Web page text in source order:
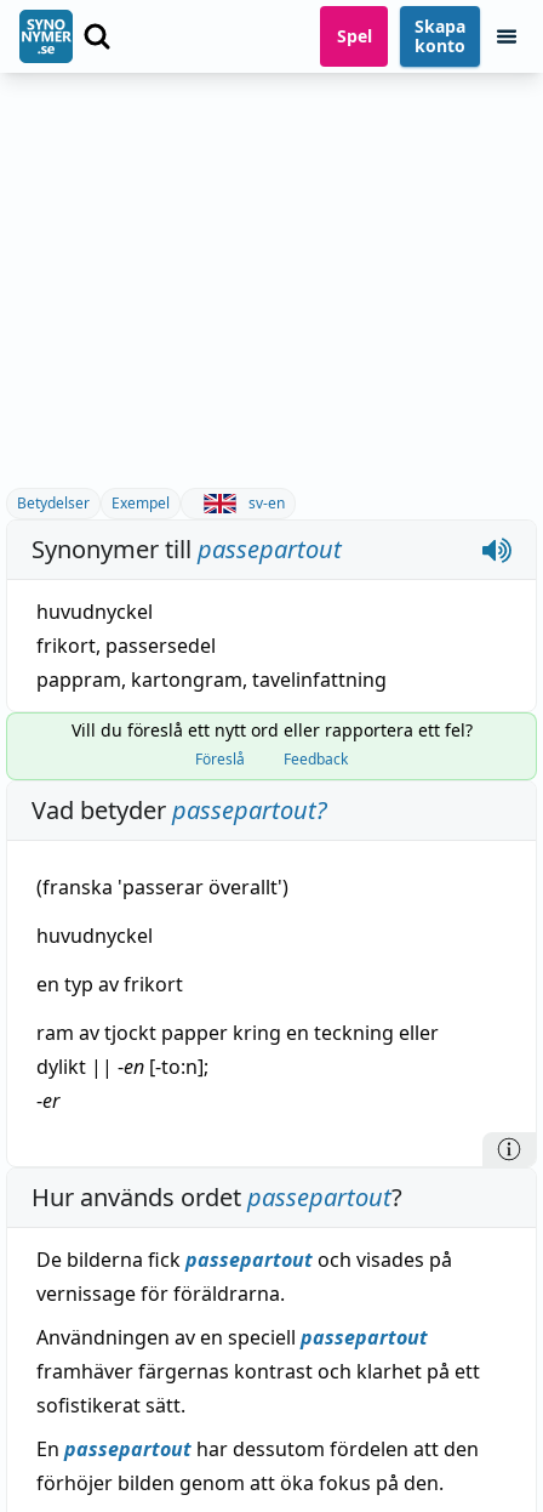
Spel
Skapa
konto
Betydelser Exempel sv-en
Synonymer till passepartout
huvudnyckel
frikort, passersedel
pappram, kartongram, tavelinfattning
Vill du föreslå ett nytt ord eller rapportera ett fel?
Föreslå Feedback
Vad betyderpassepartout?
(franska 'passeraröverallt')
huvudnyckel
en typ avfrikort
ram av tjockt papper kring en teckning eller
dylikt || -en [-to:n];
-er
Hur används ordetpassepartout?
De bilderna fickpassepartoutoch visades på
vernissage för föräldrarna.
Användningen av en speciell passepartout
framhäver färgernas kontrast och klarhet på ett
sofistikerat sätt.
En passepartout har dessutom fördelen att den
förhöjer bilden genom att öka fokus på den.